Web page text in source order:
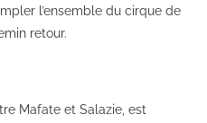
l’ensemble du cirque de
retour.
Mafate et Salazie, est